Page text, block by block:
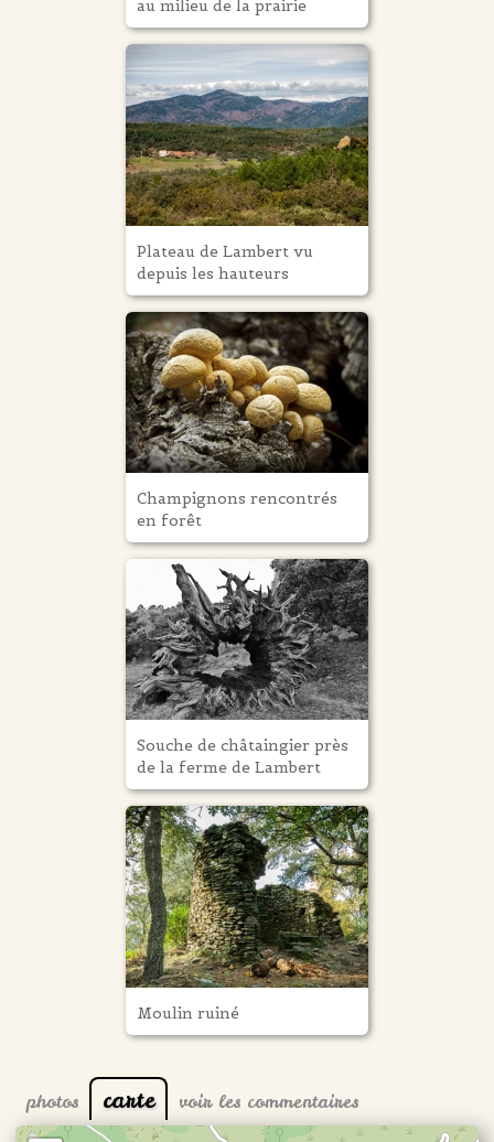
au milieu de la prairie
Plateau de Lambert vu
depuis les hauteurs
Champignons rencontrés
en forêt
Souche de châtaingier près
de la ferme de Lambert
Moulin ruiné
photos carte voir les commentaires